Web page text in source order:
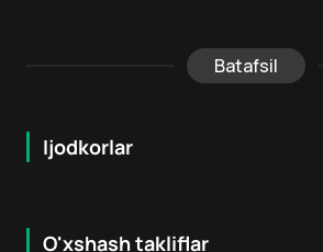
Batafsil
Ijodkorlar
O'xshash takliflar
5.3